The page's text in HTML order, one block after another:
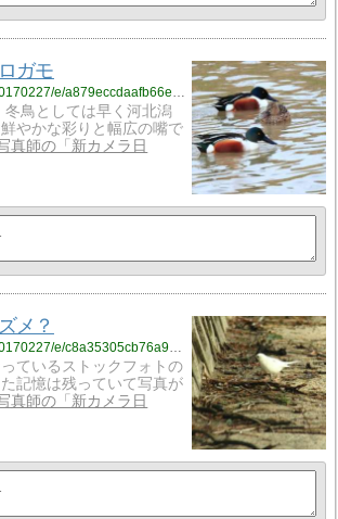
ガモ
https://blog.goo.ne.jp/00170227/e/a879eccdaafb66e1a19fa94732d16bbc?fm=rss
冬鳥としては早く河北潟
やかな彩りと幅広の嘴で
真師の「新カメラ日
メ？
https://blog.goo.ne.jp/00170227/e/c8a35305cb76a96248412b6eb8dfda1b?fm=rss
ているストックフォトの
記憶は残っていて写真が
真師の「新カメラ日